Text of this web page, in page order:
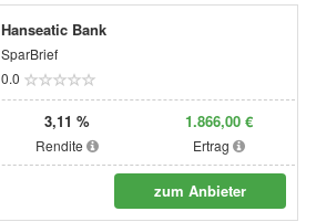
Hanseatic Bank
SparBrief
0.0
3,11 %
Rendite
1.866,00 €
Ertrag
zum Anbieter